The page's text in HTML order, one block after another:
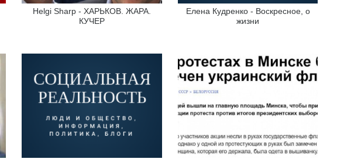
Helgi Sharp - ХАРЬКОВ. ЖАРА.
КУЧЕР
Елена Кудренко - Воскресное, о
жизни